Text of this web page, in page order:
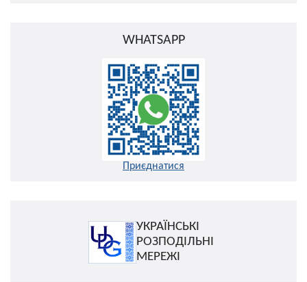
WHATSAPP
Приєднатися
УКРАЇНСЬКІ
РОЗПОДІЛЬНІ
МЕРЕЖІ